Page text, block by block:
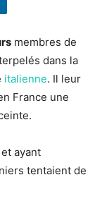
membres de
dans la
italienne. Il leur
France une
ayant
tentaient de